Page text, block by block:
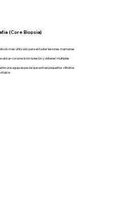
(Core Biopsia)
más utilizado para estudiar lesiones mamarias
ubicar con precisión la lesión y obtener múltiples
una aguja especial que extrae pequeños cilindros